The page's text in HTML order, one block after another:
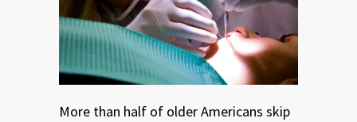
More than half of older Americans skip